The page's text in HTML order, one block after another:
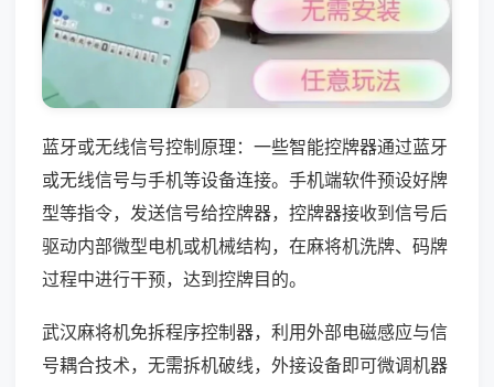
蓝牙或无线信号控制原理：一些智能控牌器通过蓝牙
或无线信号与手机等设备连接。手机端软件预设好牌
型等指令，发送信号给控牌器，控牌器接收到信号后
驱动内部微型电机或机械结构，在麻将机洗牌、码牌
过程中进行干预，达到控牌目的。
武汉麻将机免拆程序控制器，利用外部电磁感应与信
号耦合技术，无需拆机破线，外接设备即可微调机器